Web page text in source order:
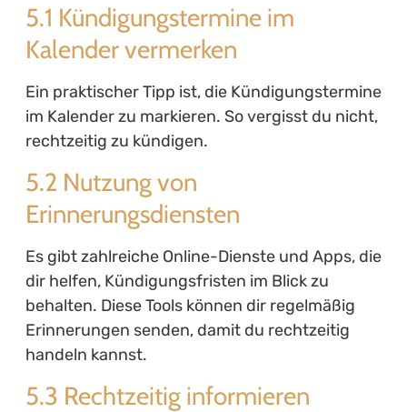
5.1 Kündigungstermine im
Kalender vermerken
Ein praktischer Tipp ist, die Kündigungstermine
im Kalender zu markieren. So vergisst du nicht,
rechtzeitig zu kündigen.
5.2 Nutzung von
Erinnerungsdiensten
Es gibt zahlreiche Online-Dienste und Apps, die
dir helfen, Kündigungsfristen im Blick zu
behalten. Diese Tools können dir regelmäßig
Erinnerungen senden, damit du rechtzeitig
handeln kannst.
5.3 Rechtzeitig informieren